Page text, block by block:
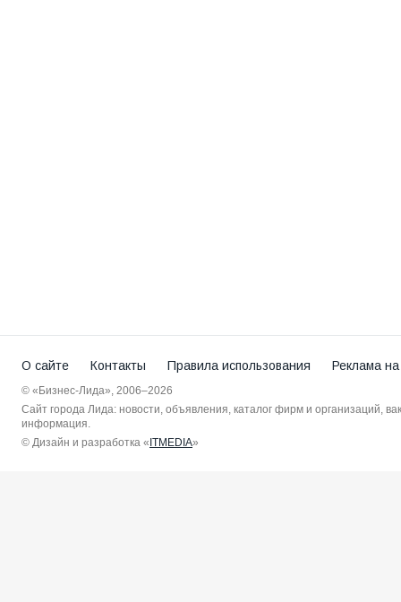
О сайте Контакты Правила использования Реклама
© «Бизнес-Лида», 2006–2026
Сайт города Лида: новости, объявления, каталог фирм и организаций,
информация.
© Дизайн и разработка «ITMEDIA»